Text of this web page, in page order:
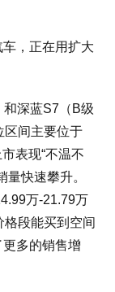
，正在用扩大
深蓝S7（B级
区间主要位于
表现“不温不
量快速攀升。
万-21.79万
段能买到空间
多的销售增